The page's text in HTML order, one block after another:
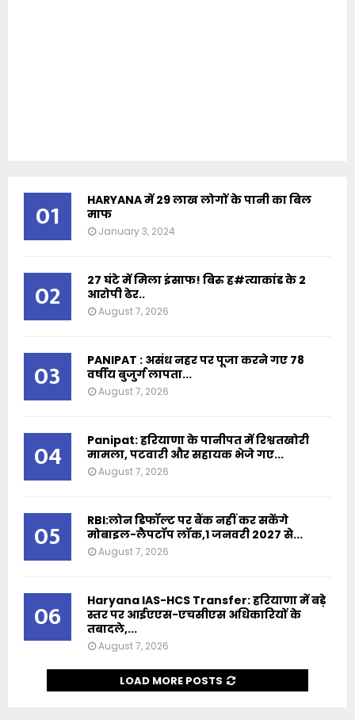
01
HARYANA में 29 लाख लोगों के पानी का बिल
माफ
January 3, 2024
02
27 घंटे में मिला इंसाफ! बिरु ह#त्याकांड के 2
आरोपी ढेर..
August 7, 2026
03
PANIPAT : असंध नहर पर पूजा करने गए 78
वर्षीय बुजुर्ग लापता...
August 7, 2026
04
Panipat: हरियाणा के पानीपत में रिश्वतखोरी
मामला, पटवारी और सहायक भेजे गए...
August 7, 2026
05
RBI:लोन डिफॉल्ट पर बैंक नहीं कर सकेंगे
मोबाइल-लैपटॉप लॉक,1 जनवरी 2027 से...
August 7, 2026
06
Haryana IAS-HCS Transfer: हरियाणा में बड़े
स्तर पर आईएएस-एचसीएस अधिकारियों के
तबादले,...
August 7, 2026
LOAD MORE POSTS